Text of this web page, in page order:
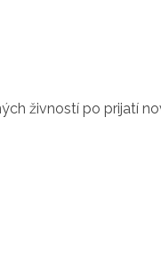
živností po prijatí